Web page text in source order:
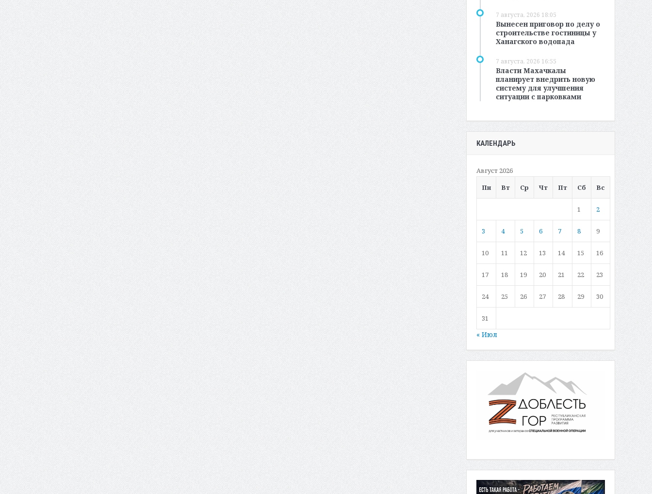
7 августа, 2026 18:05
Вынесен приговор по делу о
строительстве гостиницы у
Ханагского водопада
7 августа, 2026 16:55
Власти Махачкалы
планирует внедрить новую
систему для улучшения
ситуации с парковками
КАЛЕНДАРЬ
Август 2026
Пн
Вт Ср Чт Пт Сб Вс
1 2
3 4 5 6 7 8 9
10 11 12 13 14 15 16
17 18 19 20 21 22 23
24 25 26 27 28 29 30
31
« Июл